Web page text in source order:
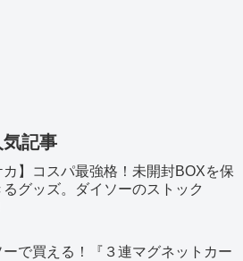
記事
カ】コスパ最強格！未開封BOXを保
グッズ。ダイソーのストック
ーで買える！『３連マグネットカー